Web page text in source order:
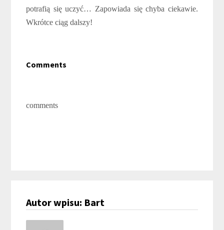
potrafią się uczyć… Zapowiada się chyba ciekawie.
Wkrótce ciąg dalszy!
Comments
comments
Autor wpisu: Bart